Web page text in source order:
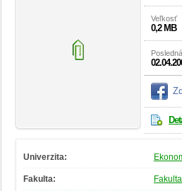
Veľkosť
0,2 MB
Univerzita:
Fakulta: